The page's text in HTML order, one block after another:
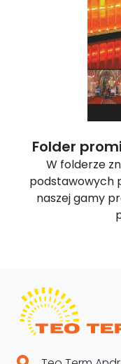
Folder
W folderze
podstawowych
naszej gamy